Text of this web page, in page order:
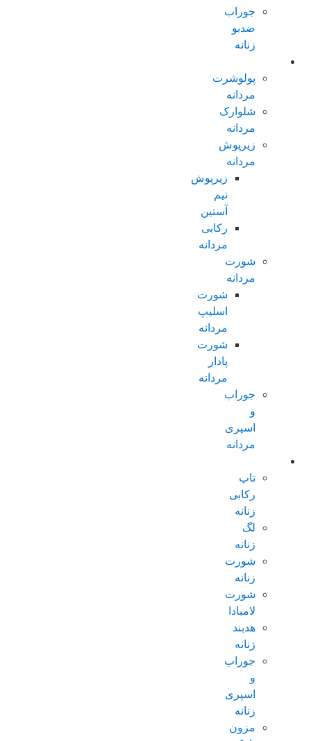
جوراب
ضدبو
زنانه
پولوشرت
مردانه
شلوارک
مردانه
زیرپوش
مردانه
زیرپوش
نیم
آستین
رکابی
مردانه
شورت
مردانه
شورت
اسلیپ
مردانه
شورت
پادار
مردانه
جوراب
و
اسپری
مردانه
تاپ
رکابی
زنانه
لگ
زنانه
شورت
زنانه
شورت
لامبادا
هدبند
زنانه
جوراب
و
اسپری
زنانه
مزون